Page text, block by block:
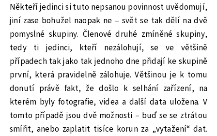
Někteří jedinci si tuto nepsanou povinnost uvědomují,
jiní zase bohužel naopak ne – svět se tak dělí na dvě
pomyslné skupiny. Členové druhé zmíněné skupiny,
tedy ti jedinci, kteří nezálohují, se ve většině
případech tak jako tak jednoho dne přidají ke skupině
první, která pravidelně zálohuje. Většinou je k tomu
donutí právě fakt, že došlo k selhání zařízení, na
kterém byly fotografie, videa a další data uložena. V
tomto případě jsou dvě možnosti – buď se se ztrátou
smířit, anebo zaplatit tisíce korun za „vytažení“ dat.